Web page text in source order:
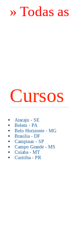
» Todas
Aracaju - SE
Belem - PA
Belo Horizonte - MG
Brasilia - DF
Campinas - SP
Campo Grande - MS
Cuiaba - MT
Curitiba - PR